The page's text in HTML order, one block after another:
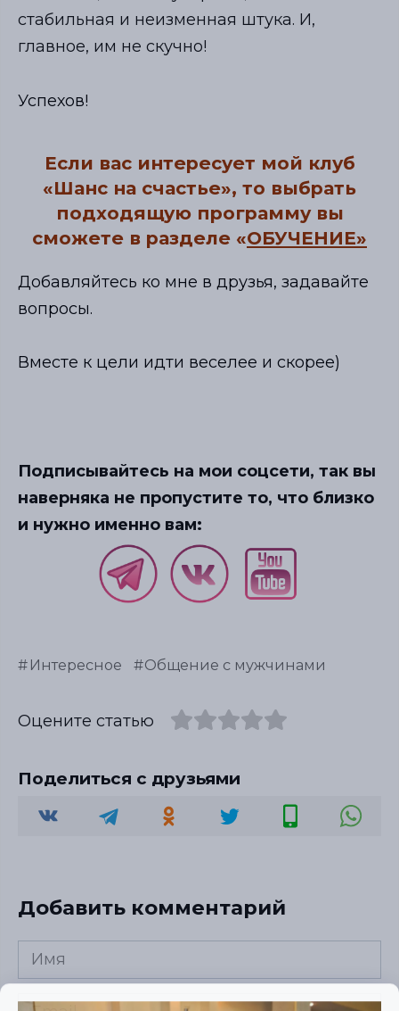
стабильная и неизменная штука. И,
главное, им не скучно!
Успехов!
Если вас интересует мой клуб
«Шанс на счастье», то выбрать
подходящую программу вы
сможете в разделе «ОБУЧЕНИЕ»
Добавляйтесь ко мне в друзья, задавайте
вопросы.
Вместе к цели идти веселее и скорее)
Подписывайтесь на мои соцсети, так вы
наверняка не пропустите то, что близко
и нужно именно вам:
Интересное Общение с мужчинами
Оцените статью
Поделиться с друзьями
Добавить комментарий